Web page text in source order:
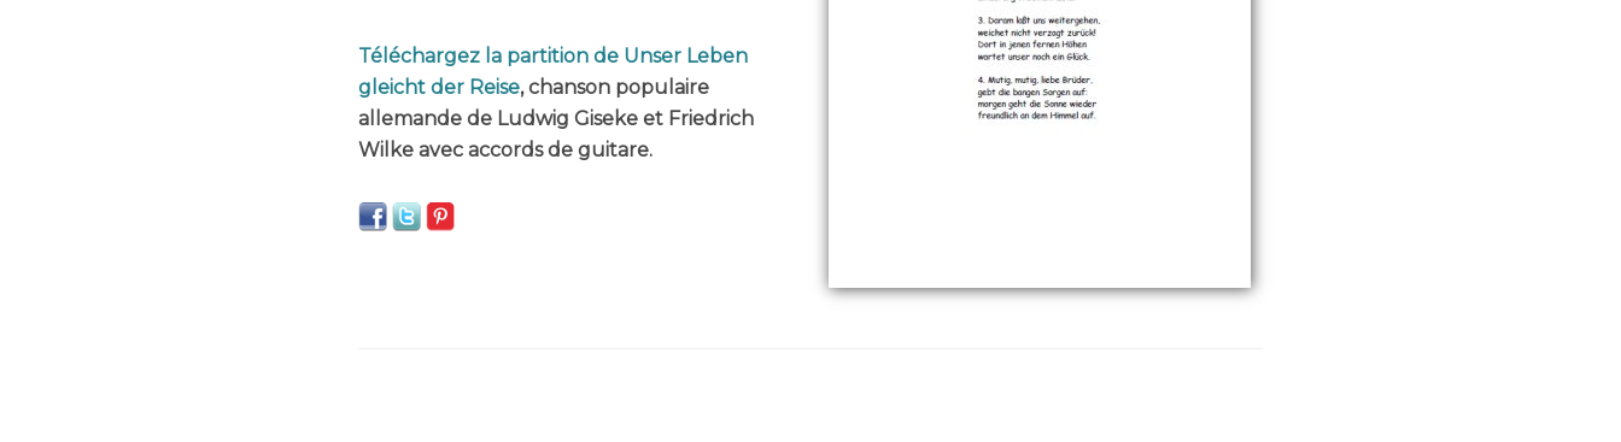
Téléchargez la partition de Unser Leben
gleicht der Reise, chanson populaire
allemande de Ludwig Giseke et Friedrich
Wilke avec accords de guitare.